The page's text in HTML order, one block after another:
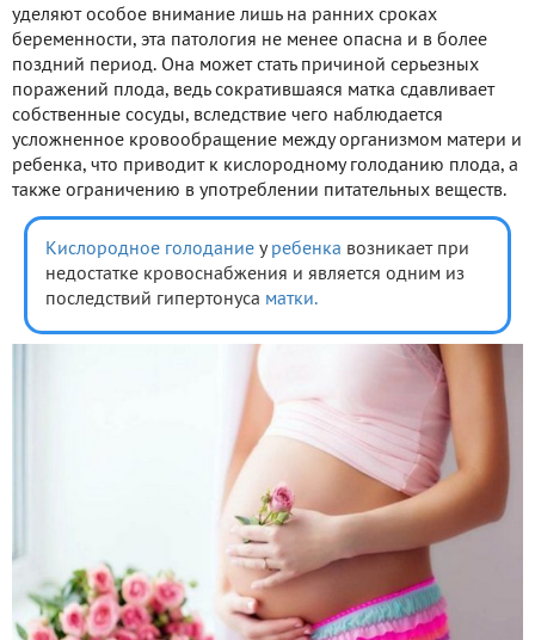
уделяют особое внимание лишь на ранних сроках
беременности, эта патология не менее опасна и в более
поздний период. Она может стать причиной серьезных
поражений плода, ведь сократившаяся матка сдавливает
собственные сосуды, вследствие чего наблюдается
усложненное кровообращение между организмом матери и
ребенка, что приводит к кислородному голоданию плода, а
также ограничению в употреблении питательных веществ.
Кислородное голодание у ребенка возникает при
недостатке кровоснабжения и является одним из
последствий гипертонуса матки.